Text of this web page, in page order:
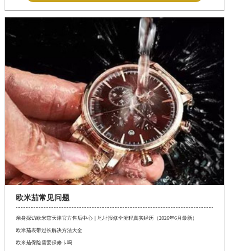
欧米茄常见问题
亲身探访欧米茄天津官方售后中心｜地址报修全流程真实经历（2026年6月最新）
欧米茄表带过长解决方法大全
欧米茄保险需要保修卡吗